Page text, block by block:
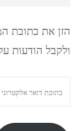
הזן את כתובת
ולקבל הודעות
דואר
אלקטרוני